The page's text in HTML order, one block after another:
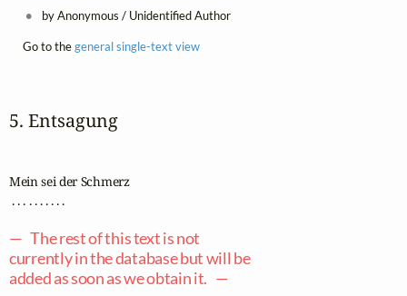
by Anonymous / Unidentified Author
Go to thegeneral single-text view
5. Entsagung
Mein sei der Schmerz
. . . . . . . . . .
— The rest of this text is not
currently in the database but will be
added as soon as we obtain it. —